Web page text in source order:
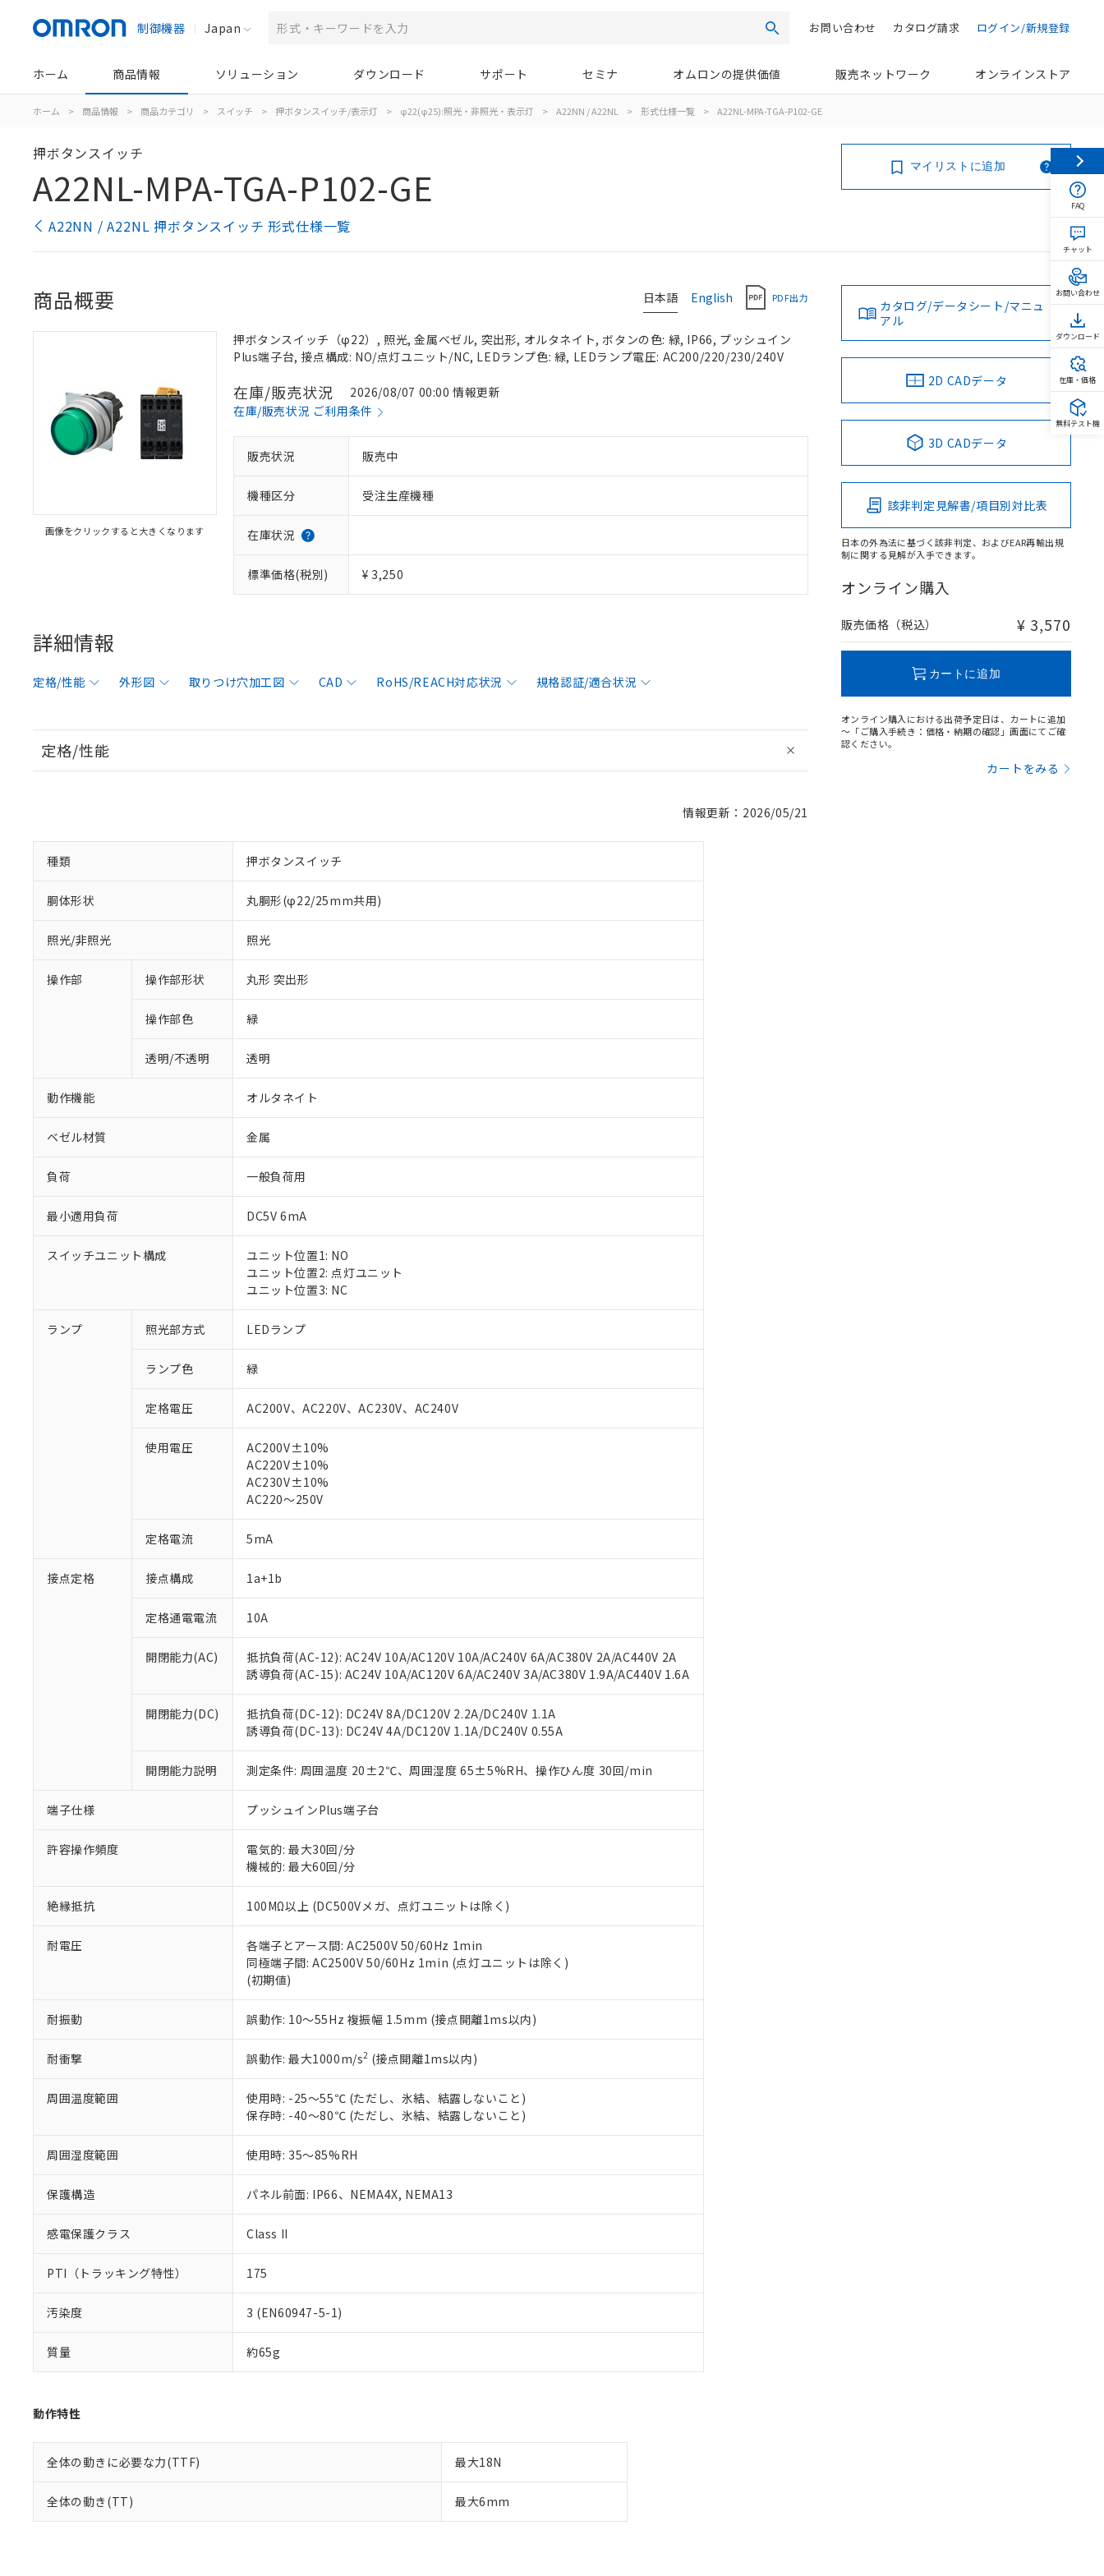
制御機器 Japan 検索 ログイン/新規登録
カタログ請求
お問い合わせ
ホーム 商品情報 ソリューション ダウンロード サポート セミナ オムロンの提供価値 販売ネットワーク オンラインストア
ホーム > 商品情報 > 商品カテゴリ > スイッチ > 押ボタンスイッチ/表示灯 > φ22(φ25):照光・非照光・表示灯 > A22NN / A22NL > 形式仕様一覧 > A22NL-MPA-TGA-P102-GE
押ボタンスイッチ
A22NL-MPA-TGA-P102-GE
A22NN / A22NL 押ボタンスイッチ 形式仕様一覧
マイリストに追加
日本語 English PDF出力
商品概要
画像をクリックすると大きくなります
押ボタンスイッチ（φ22）, 照光, 金属ベゼル, 突出形, オルタネイト, ボタンの色: 緑, IP66, プッシュイン
Plus端子台, 接点構成: NO/点灯ユニット/NC, LEDランプ色: 緑, LEDランプ電圧: AC200/220/230/240V
在庫/販売状況
2026/08/07 00:00 情報更新
在庫/販売状況 ご利用条件
販売状況 販売中
機種区分 受注生産機種
在庫状況
標準価格(税別) ¥ 3,250
詳細情報
定格/性能 外形図 取りつけ穴加工図 CAD RoHS/REACH対応状況 規格認証/適合状況
定格/性能
情報更新：2026/05/21
種類 押ボタンスイッチ
胴体形状 丸胴形(φ22/25mm共用)
照光/非照光 照光
操作部 操作部形状 丸形 突出形
操作部色 緑
透明/不透明 透明
動作機能 オルタネイト
ベゼル材質 金属
負荷 一般負荷用
最小適用負荷 DC5V 6mA
スイッチユニット構成
ユニット位置1: NO
ユニット位置2: 点灯ユニット
ユニット位置3: NC
ランプ 照光部方式 LEDランプ
ランプ色 緑
定格電圧 AC200V、AC220V、AC230V、AC240V
使用電圧
AC200V±10%
AC220V±10%
AC230V±10%
AC220～250V
定格電流 5mA
接点定格 接点構成 1a+1b
定格通電電流 10A
開閉能力(AC)
抵抗負荷(AC-12): AC24V 10A/AC120V 10A/AC240V 6A/AC380V 2A/AC440V 2A
誘導負荷(AC-15): AC24V 10A/AC120V 6A/AC240V 3A/AC380V 1.9A/AC440V 1.6A
開閉能力(DC)
抵抗負荷(DC-12): DC24V 8A/DC120V 2.2A/DC240V 1.1A
誘導負荷(DC-13): DC24V 4A/DC120V 1.1A/DC240V 0.55A
開閉能力説明 測定条件: 周囲温度 20±2℃、周囲湿度 65±5%RH、操作ひん度 30回/min
端子仕様 プッシュインPlus端子台
許容操作頻度
電気的: 最大30回/分
機械的: 最大60回/分
絶縁抵抗 100MΩ以上 (DC500Vメガ、点灯ユニットは除く)
耐電圧
各端子とアース間: AC2500V 50/60Hz 1min
同極端子間: AC2500V 50/60Hz 1min (点灯ユニットは除く)
(初期値)
耐振動 誤動作: 10～55Hz 複振幅 1.5mm (接点開離1ms以内)
耐衝撃 誤動作: 最大1000m/s2 (接点開離1ms以内)
周囲温度範囲
使用時: -25～55℃ (ただし、氷結、結露しないこと)
保存時: -40～80℃ (ただし、氷結、結露しないこと)
周囲湿度範囲 使用時: 35～85%RH
保護構造 パネル前面: IP66、NEMA4X, NEMA13
感電保護クラス Class II
PTI（トラッキング特性） 175
汚染度 3 (EN60947-5-1)
質量 約65g
動作特性
全体の動きに必要な力(TTF) 最大18N
全体の動き(TT) 最大6mm
カタログ/データシート/マニュ
アル
2D CADデータ
3D CADデータ
該非判定見解書/項目別対比表
日本の外為法に基づく該非判定、およびEAR再輸出規
制に関する見解が入手できます。
オンライン購入
販売価格（税込） ¥ 3,570
カートに追加
オンライン購入における出荷予定日は、カートに追加
～「ご購入手続き：価格・納期の確認」画面にてご確
認ください。
カートをみる
ご利用条件
くものです。
当社制御機器事業取扱商品の中には、本サービスの対象外となる商品もあることをご了承ください。
在庫状況および標準価格照会結果は、記載している更新日時点での社内データに基づき作成されるも
のであり、閲覧された時点での実際の在庫および標準価格とは異なる場合があることをご了承くださ
い。
正式な納期状況および標準価格はお客様のお取引先、またはお客様担当のオムロン制御機器販売店・
当社販売員にご相談ください。
在庫状況および標準価格結果を当社の事前の承諾なく第三者に漏洩または開示しないようお願いしま
す。
マイパーツ機能（部品リスト作成サービス）をご利用いただくには、I-Webメンバーズにご登録され
ている必要があります。
お客様が当ウェブサイト上で当社にご登録された部品リストについて、当社および当社の共同利用者
が、当社の製品・サービスに関するお客様との取引・商談に必要な範囲で利用することをご了承くだ
※当社の共同利用者とは、
"個人情報の共同利用に関して"
いる法人を指します。
※1 対応状況
対応済み：EU RoHS指令（10物質）の非含有に対応した製品が提供可能な商品です。
対応予定：EU RoHS指令（10物質）の非含有に対応した製品に切り替える予定のある商品です。
対応予定なし：EU RoHS指令（10物質）の非含有に非対応の商品で、対応品を出す予定はありません。
調査・確認中：EU RoHS指令（10物質）の非含有の対応状況を調査中または確認中の商品です。
仕入先様の事情により、非含有部品としていたものが、含有品と判明した場合などやむを得ず変更すること
があります。
*EU RoHS指令（10物質）：
鉛(Pb) 1000ppm以下、 水銀(Hg) 1000ppm以下、 カドミウム(Cd) 100ppm以下、
フタル酸ビス(2-エチルヘキシル) (DEHP)(別名：DOP) 1000ppm以下、フタル酸ブチルベンジル（BBP） 1000ppm以下、フタル酸ジブチ
ル（DBP） 1000ppm以下、フタル酸ジイソブチル (DIBP) 1000ppm以下
但し、RoHS指令で産業用監視および制御機器に対する適用除外項目は除く。
フタル酸エステル類の４物質については閾値を超える意図的な使用がないことを確認しています。
部品在庫の切り替え状況などにより、予定月が前後することがあります。
※3 非含有証明書ダウンロード
下記の非含有証明書をダウンロードすることができます。
EU RoHS指令（10物質）の非含有証明書
※本証明書は発行日時点で非含有を証明するもので、過去に遡って非含有を証明するものではありません。
また、RoHS指令のフタル酸エステル類４物質の対応では、対応完了までの期間は出荷製品に未対応品が
混在することから備考欄に対応日を記載しておりました。
既に当社にて対応品への在庫切替を完了していることから、特段のことがない限り、2022年1月12日よ
り割愛しております。
※1 中国RoHS○×表
「○」：最大均質材料含有率が中国RoHSの基準値以下であることを示します。
「×」：最大均質材料含有率が中国RoHSの基準値を超えていることを示します。
「－」：未確認です。当社販売部門へお問い合わせください。
*中国RoHS10物質の基準値 (GB/T26572)：
Pb(鉛) :1000ppm、 Hg(水銀) : 1000ppm、 Cd(カドミウム) : 100ppm、
Cr(Ⅵ)(六価クロム) : 1000ppm、 PBBs(ポリ臭化ビフェニル類) : 1000ppm、 PBDEs(ポリ臭化ジフェニルエーテル類) : 1000ppm、
DEHP(フタル酸ビス(2-エチルヘキシル)) : 1000ppm
※2 環境保護使用期限
「10」：通常の使用状況下において有害物質が外部に漏えいし、環境に深刻な影響を及ぼさない年数を意
味します。
「－」：未確認です。当社販売部門へお問い合わせください。
う）を輸出または国外への提供する場合は、日本国政府の輸出許可(または役務取引許可)を取得する
などの必要な手続きをとります。
当社は規制貨物を破棄する場合は、完全に破砕するなど、違法に輸出されないよう必要な手段を講じ
ます。
当社は貴社製品を、核兵器、ミサイル、化学兵器、生物兵器またはその他武器並びにこれらの製造装
置等に一切使用いたしません。
また当社は、販売先および販売に係わる関係者が違法に輸出するおそれがある場合は、取り引きをい
たしません。
記
号
説明
○ 一定数以上の在庫あり
機器販売店・当社販売員にご確認ください)
白
受注生産機種、また在庫状況の情報を公開していない機種
FAQ
チャット
お問い合わせ
ダウンロード
在庫・価格
無料テスト機